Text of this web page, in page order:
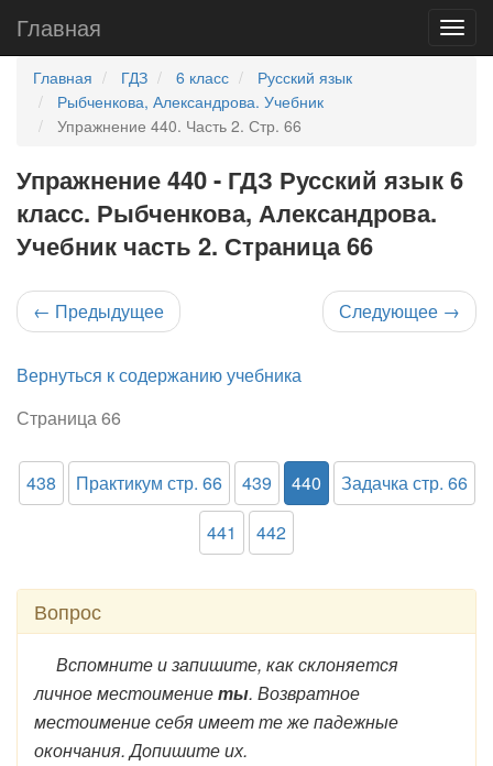
Главная
Главная ГДЗ 6 класс
Русский язык
Рыбченкова, Александрова. Учебник
Упражнение 440. Часть 2. Стр. 66
Упражнение 440 - ГДЗ Русский язык 6
класс. Рыбченкова, Александрова.
Учебник часть 2. Страница 66
← Предыдущее Следующее →
Вернуться к содержанию учебника
Страница 66
438 Практикум стр. 66 439 440
Задачка стр. 66
441
442
Вопрос
Вспомните и запишите, как склоняется
личное местоимениеты. Возвратное
местоимение себя имеет те же падежные
окончания. Допишите их.